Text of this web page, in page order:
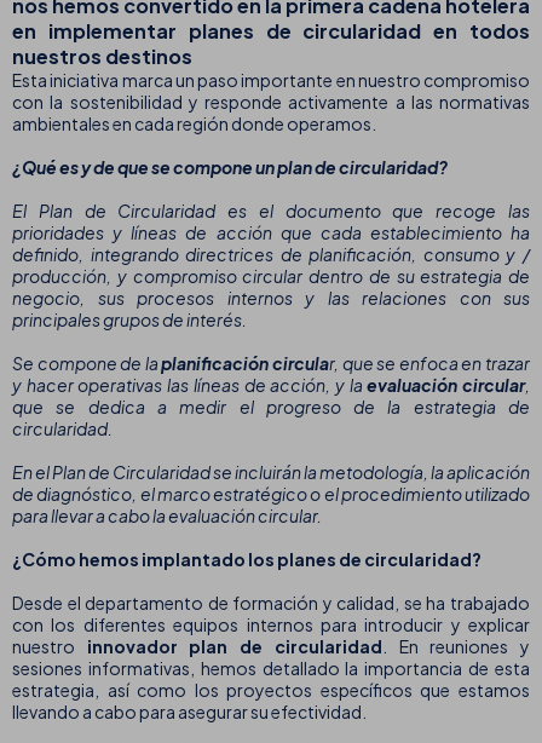
nos hemos convertido en la primera cadena hotelera
en implementar planes de circularidad en todos
nuestros destinos
Esta iniciativa marca un paso importante en nuestro compromiso
con la sostenibilidad y responde activamente a las normativas
ambientales en cada región donde operamos.
¿Qué es y de que se compone un plan de circularidad?
El Plan de Circularidad es el documento que recoge las
prioridades y líneas de acción que cada establecimiento ha
definido, integrando directrices de planificación, consumo y /
producción, y compromiso circular dentro de su estrategia de
negocio, sus procesos internos y las relaciones con sus
principales grupos de interés.
Se compone de laplanificación circular, que se enfoca en trazar
y hacer operativas las líneas de acción, y la evaluación circular,
que se dedica a medir el progreso de la estrategia de
circularidad.
En el Plan de Circularidad se incluirán la metodología, la aplicación
de diagnóstico, el marco estratégico o el procedimiento utilizado
para llevar a cabo la evaluación circular.
¿Cómo hemos implantado los planes de circularidad?
Desde el departamento de formación y calidad, se ha trabajado
con los diferentes equipos internos para introducir y explicar
nuestro innovador plan de circularidad . En reuniones y
sesiones informativas, hemos detallado la importancia de esta
estrategia, así como los proyectos específicos que estamos
llevando a cabo para asegurar su efectividad.